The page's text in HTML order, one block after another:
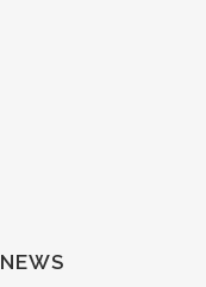
NEWS